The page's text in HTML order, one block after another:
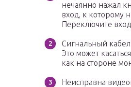
нечаянно нажал
вход, к которому
Переключите
Сигнальный
Это может
как на стороне
Неисправна